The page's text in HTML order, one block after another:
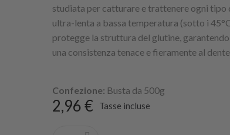
studiata per catturare e trattenere ogni tipo
ultra-lenta a bassa temperatura (sotto i
protegge la struttura del glutine,
una consistenza tenace e fieramente al
Confezione: Busta da 500g
2,96 € Tasse incluse